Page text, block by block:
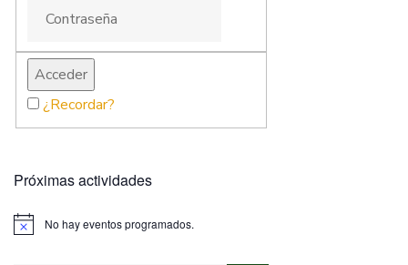
¿Recordar?
Próximas actividades
No hay eventos programados.